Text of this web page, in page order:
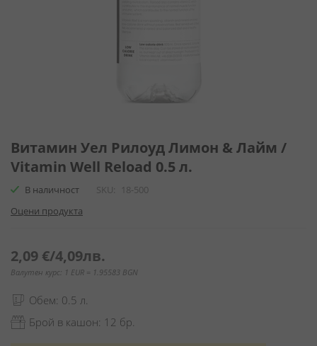
към
началото
на
галерия
снимки
Витамин Уел Рилоуд Лимон & Лайм /
Vitamin Well Reload 0.5 л.
В наличност SKU
18-500
Оцени продукта
2,09 €/4,09лв.
Валутен курс: 1 EUR = 1.95583 BGN
Обем: 0.5 л.
Брой в кашон: 12 бр.